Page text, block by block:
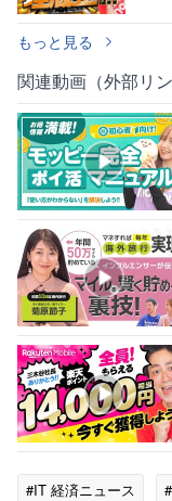
もっと見る
関連動画（外部リン
#IT 経済ニュース